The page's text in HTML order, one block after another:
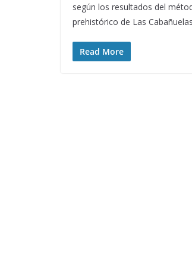
según los resultados del
prehistórico de Las Cabañuelas
Read More